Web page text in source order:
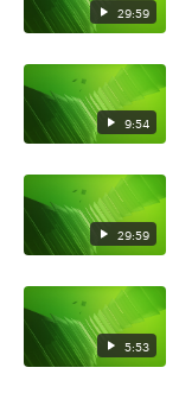
29:59
9:54
29:59
5:53